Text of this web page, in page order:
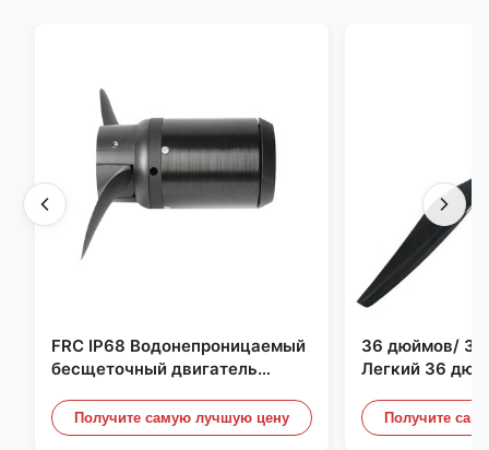
FRC IP68 Водонепроницаемый
бесщеточный двигатель
4 кВт 45 кг Упор для лодки для
серфинга Подводное
Получите самую лучшую цену
36 дюймов/
Легкий 36
Пропеллерные
Дронного
Получите